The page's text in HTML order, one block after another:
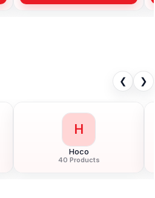
❮ ❯
H
Hoco
40 Products